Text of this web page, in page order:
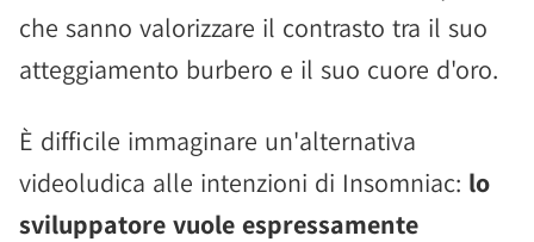
che sanno valorizzare il contrasto tra il suo
atteggiamento burbero e il suo cuore d'oro.
È difficile immaginare un'alternativa
videoludica alle intenzioni di Insomniac: lo
sviluppatore vuole espressamente